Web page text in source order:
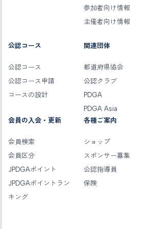
参加者向け情報
主催者向け情報
公認コース
公認コース
公認コース申請
コースの設計
関連団体
都道府県協会
公認クラブ
PDGA
PDGA Asia
会員の入会・更新
会員検索
会員区分
JPDGAポイント
JPDGAポイントラン
キング
各種ご案内
ショップ
スポンサー募集
公認指導員
保険